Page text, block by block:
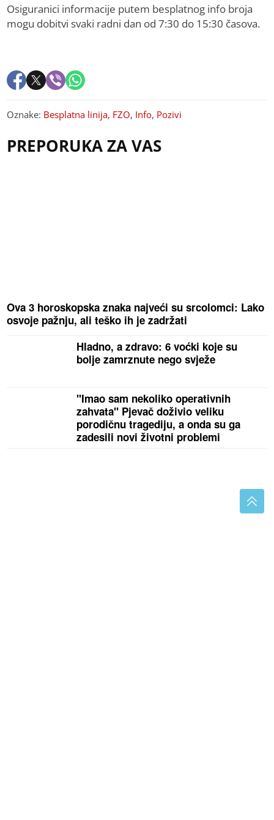
Osiguranici informacije putem besplatnog info broja
mogu dobitvi svaki radni dan od 7:30 do 15:30 časova.
Oznake: Besplatna linija, FZO, Info, Pozivi
PREPORUKA ZA VAS
Ova 3 horoskopska znaka najveći su srcolomci: Lako
osvoje pažnju, ali teško ih je zadržati
Hladno, a zdravo: 6 voćki koje su
bolje zamrznute nego svježe
"Imao sam nekoliko operativnih
zahvata" Pjevač doživio veliku
porodičnu tragediju, a onda su ga
zadesili novi životni problemi